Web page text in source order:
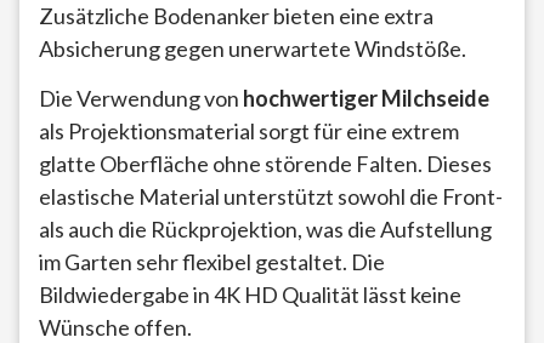
Zusätzliche Bodenanker bieten eine extra
Absicherung gegen unerwartete Windstöße.
Die Verwendung von hochwertiger Milchseide
als Projektionsmaterial sorgt für eine extrem
glatte Oberfläche ohne störende Falten. Dieses
elastische Material unterstützt sowohl die Front-
als auch die Rückprojektion, was die Aufstellung
im Garten sehr flexibel gestaltet. Die
Bildwiedergabe in 4K HD Qualität lässt keine
Wünsche offen.